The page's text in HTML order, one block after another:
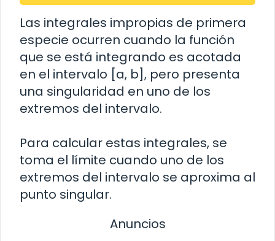
Las integrales impropias de primera
especie ocurren cuando la función
que se está integrando es acotada
en el intervalo [a, b], pero presenta
una singularidad en uno de los
extremos del intervalo.
Para calcular estas integrales, se
toma el límite cuando uno de los
extremos del intervalo se aproxima al
punto singular.
Anuncios